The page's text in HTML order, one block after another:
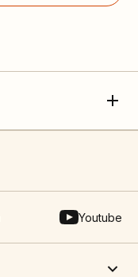
Youtube